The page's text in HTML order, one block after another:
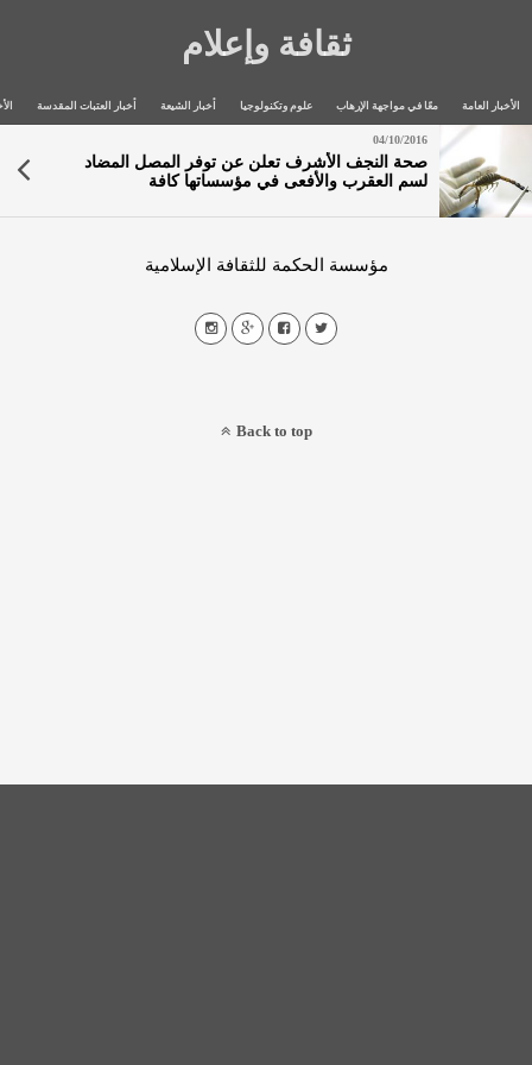
ثقافة وإعلام
الأخبار العامة معًا في مواجهة الإرهاب علوم وتكنولوجيا أخبار الشيعة أخبار العتبات المقدسة
04/10/2016
صحة النجف الأشرف تعلن عن توفر المصل المضاد
لسم العقرب والأفعى في مؤسساتها كافة
مؤسسة الحكمة للثقافة الإسلامية
Back to top